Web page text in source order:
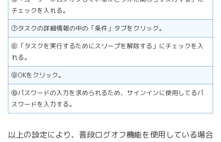
チェックを入れる。
⑦タスクの詳細情報の中の「条件」タブをクリック。
⑧「タスクを実行するためにスリープを解除する」にチェックを入
れる。
⑨OKをクリック。
⑩パスワードの入力を求められるため、サインインに使用してるパ
スワードを入力する。
以上の設定により、普段ログオフ機能を使用している場合